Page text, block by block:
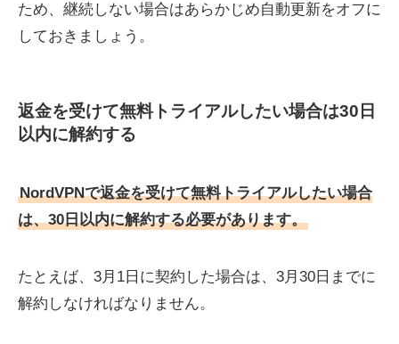
ため、継続しない場合はあらかじめ自動更新をオフに
しておきましょう。
返金を受けて無料トライアルしたい場合は30日
以内に解約する
NordVPNで返金を受けて無料トライアルしたい場合
は、30日以内に解約する必要があります。
たとえば、3月1日に契約した場合は、3月30日までに
解約しなければなりません。